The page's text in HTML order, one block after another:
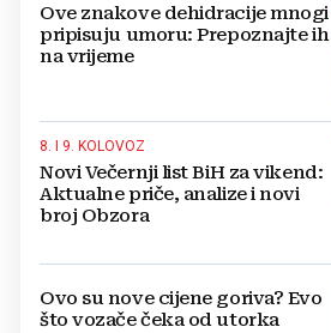
Ove znakove dehidracije mnogi
pripisuju umoru: Prepoznajte ih
na vrijeme
8. I 9. KOLOVOZ
Novi Večernji list BiH za vikend:
Aktualne priče, analize i novi
broj Obzora
Ovo su nove cijene goriva? Evo
što vozače čeka od utorka